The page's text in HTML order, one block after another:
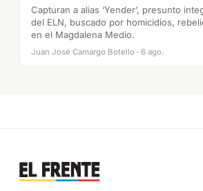
Capturan a alias ‘Yender’, presunto
del ELN, buscado por homicidios,
en el Magdalena Medio.
Juan José Camargo Botello · 6 ago.